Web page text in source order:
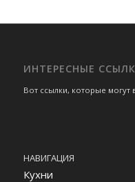
ИНТЕРЕСНЫЕ
Вот ссылки, которые могут
НАВИГАЦИЯ
Кухни